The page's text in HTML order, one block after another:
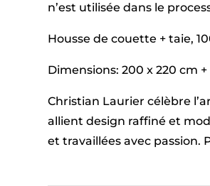
n’est utilisée dans le
Housse de couette + taie,
Dimensions: 200 x 220 cm +
Christian Laurier célèbre
allient design raffiné et
et travaillées avec passion.